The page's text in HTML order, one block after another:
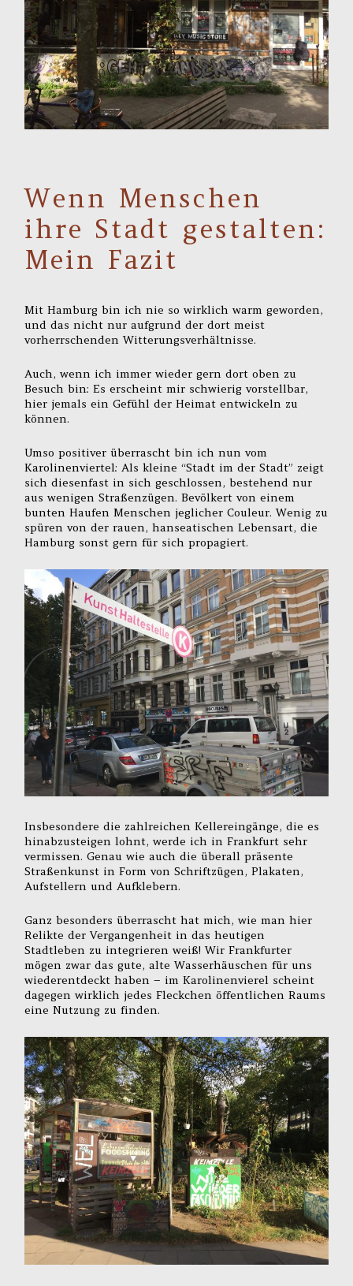
Wenn Menschen
ihre Stadt gestalten:
Mein Fazit
Mit Hamburg bin ich nie so wirklich warm geworden,
und das nicht nur aufgrund der dort meist
vorherrschenden Witterungsverhältnisse.
Auch, wenn ich immer wieder gern dort oben zu
Besuch bin: Es erscheint mir schwierig vorstellbar,
hier jemals ein Gefühl der Heimat entwickeln zu
können.
Umso positiver überrascht bin ich nun vom
Karolinenviertel: Als kleine “Stadt im der Stadt” zeigt
sich diesenfast in sich geschlossen, bestehend nur
aus wenigen Straßenzügen. Bevölkert von einem
bunten Haufen Menschen jeglicher Couleur. Wenig zu
spüren von der rauen, hanseatischen Lebensart, die
Hamburg sonst gern für sich propagiert.
Insbesondere die zahlreichen Kellereingänge, die es
hinabzusteigen lohnt, werde ich in Frankfurt sehr
vermissen. Genau wie auch die überall präsente
Straßenkunst in Form von Schriftzügen, Plakaten,
Aufstellern und Aufklebern.
Ganz besonders überrascht hat mich, wie man hier
Relikte der Vergangenheit in das heutigen
Stadtleben zu integrieren weiß! Wir Frankfurter
mögen zwar das gute, alte Wasserhäuschen für uns
wiederentdeckt haben – im Karolinenvierel scheint
dagegen wirklich jedes Fleckchen öffentlichen Raums
eine Nutzung zu finden.